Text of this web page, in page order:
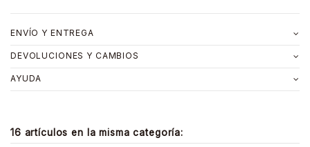
ENVÍO Y ENTREGA
DEVOLUCIONES Y CAMBIOS
AYUDA
16 artículos en la misma categoría: